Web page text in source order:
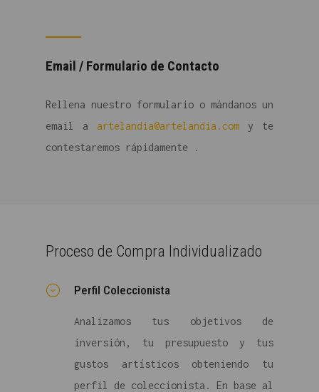
Email / Formulario de Contacto
Rellena nuestro formulario o mándanos un
email a artelandia@artelandia.com y te
contestaremos rápidamente .
Proceso de Compra Individualizado
Perfil Coleccionista
Analizamos tus objetivos de
inversión, tu presupuesto y tus
gustos artísticos obteniendo tu
perfil de coleccionista. En base al